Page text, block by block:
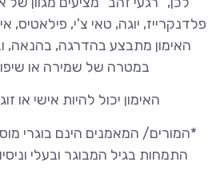
פלדנקרייז, יוגה, טאי צ'י, פילאטיס,
האימון מתבצע בהדרגה, בהנאה,
במטרה של שמירה או
האימון יכול להיות אישי או זוגי
*המורים/ המאמנים הינם בוגרי
התמחות בגיל המבוגר ובעלי